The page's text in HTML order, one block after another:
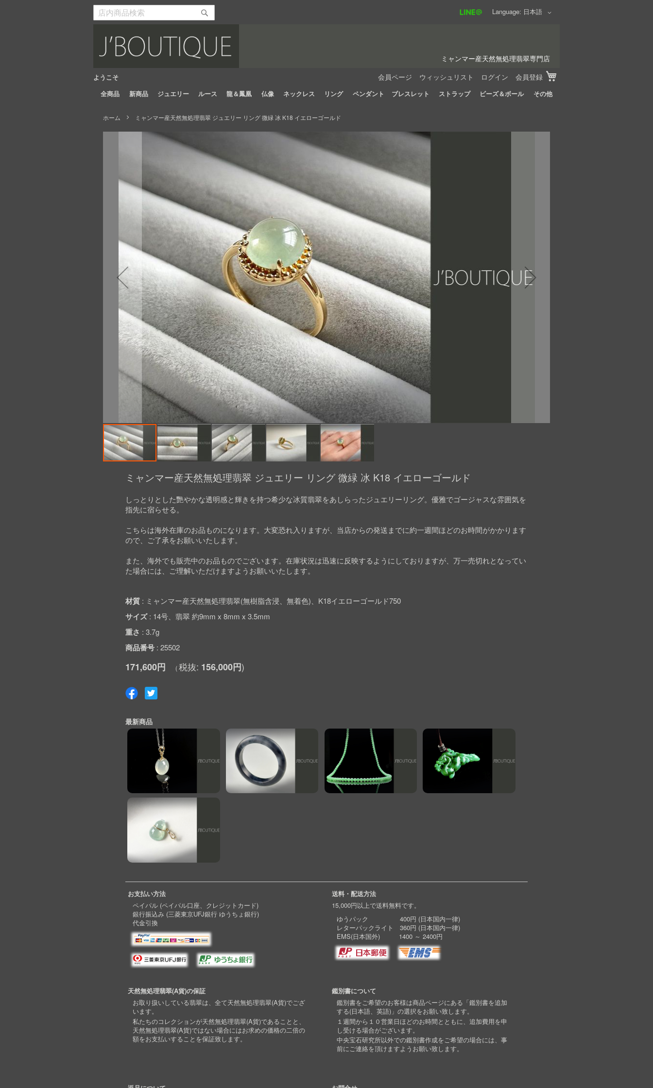
Language
日本語
会員ページ ウィッシュリスト ログイン 会員登録
Skip
ミャンマー産天然無処理翡翠専門店
ようこそ
検
検
始
全商品 新商品 ジュエリー ルース 龍＆鳳凰 仏像 ネックレス リング ペンダント ブレスレット ストラップ ビーズ＆ボール その他
ホーム ミャンマー産天然無処理翡翠 ジュエリー リング 微緑 冰 K18 イエローゴールド
ミャンマー産天然無処理翡翠 ジュエリー リング 微緑 冰 K18 イエローゴールド
しっとりとした艷やかな透明感と輝きを持つ希少な冰質翡翠をあしらったジュエリーリング。優雅でゴージャスな雰囲気を
指先に宿らせる。
こちらは海外在庫のお品ものになります。大変恐れ入りますが、当店からの発送までに約一週間ほどのお時間がかかります
ので、ご了承をお願いいたします。
また、海外でも販売中のお品ものでございます。在庫状況は迅速に反映するようにしておりますが、万一売切れとなってい
た場合には、ご理解いただけますようお願いいたします。
材質 ミャンマー産天然無処理翡翠(無樹脂含浸、無着色)、K18イエローゴールド750
サイズ 14号、翡翠 約9mm x 8mm x 3.5mm
重さ 3.7g
商品番号 25502
171,600円 156,000円
最新商品
お支払い方法
ペイパル (ペイパル口座、クレジットカード)
銀行振込み (三菱東京UFJ銀行 ゆうちょ銀行)
代金引換
送料・配送方法
15,000円以上で送料無料です。
ゆうパック 400円 (日本国内一律)
レターパックライト 360円 (日本国内一律)
EMS(日本国外) 1400 ～ 2400円
天然無処理翡翠(A貨)の保証
お取り扱いしている翡翠は、全て天然無処理翡翠(A貨)でござ
います。
私たちのコレクションが天然無処理翡翠(A貨)であることと、
天然無処理翡翠(A貨)ではない場合にはお求めの価格の二倍の
額をお支払いすることを保証致します。
鑑別書について
鑑別書をご希望のお客様は商品ページにある「鑑別書を追加
する(日本語、英語)」の選択をお願い致します。
１週間から１０営業日ほどのお時間とともに、追加費用を申
し受ける場合がございます。
中央宝石研究所以外での鑑別書作成をご希望の場合には、事
前にご連絡を頂けますようお願い致します。